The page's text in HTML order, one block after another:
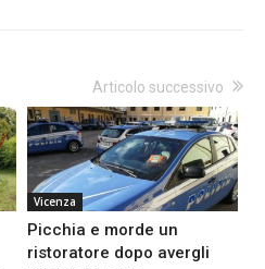
Articolo successivo
Vicenza
Picchia e morde un
ristoratore dopo avergli